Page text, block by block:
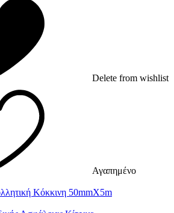
Delete from wishlist
Αγαπημένο
Κόκκινη 50mmX5m